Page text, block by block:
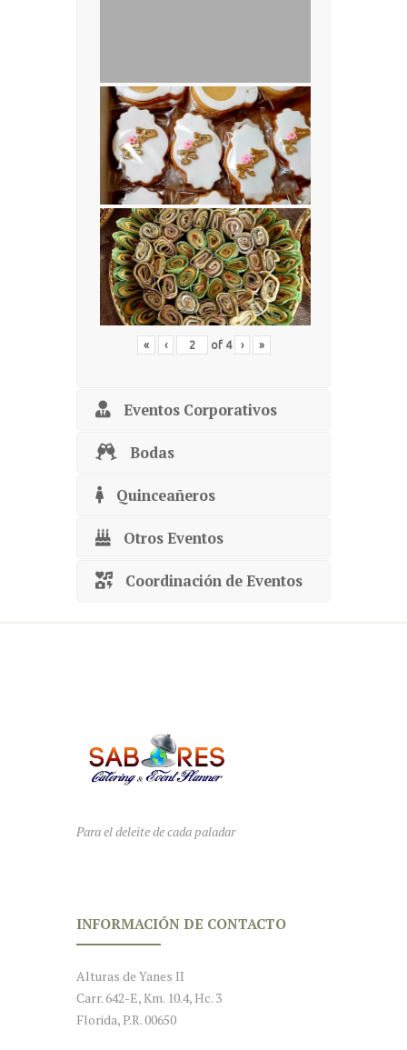
« ‹ of 4 › »
Eventos Corporativos
Bodas
Quinceañeros
Otros Eventos
Coordinación de Eventos
Para el deleite de cada paladar
INFORMACIÓN DE CONTACTO
Alturas de Yanes II
Carr. 642-E, Km. 10.4, Hc. 3
Florida, P.R. 00650